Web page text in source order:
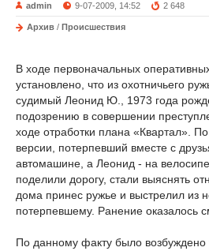
admin 9-07-2009, 14:52 2 648
Архив / Происшествия
В ходе первоначальных
установлено, что из охотничьего
судимый Леонид Ю., 1973 года
подозрению в совершении
ходе отработки плана «Квартал».
версии, потерпевший вместе с
автомашине, а Леонид - на
поделили дорогу, стали выяснять
дома принес ружье и выстрелил из
потерпевшему. Ранение оказалось
По данному факту было возбуждено